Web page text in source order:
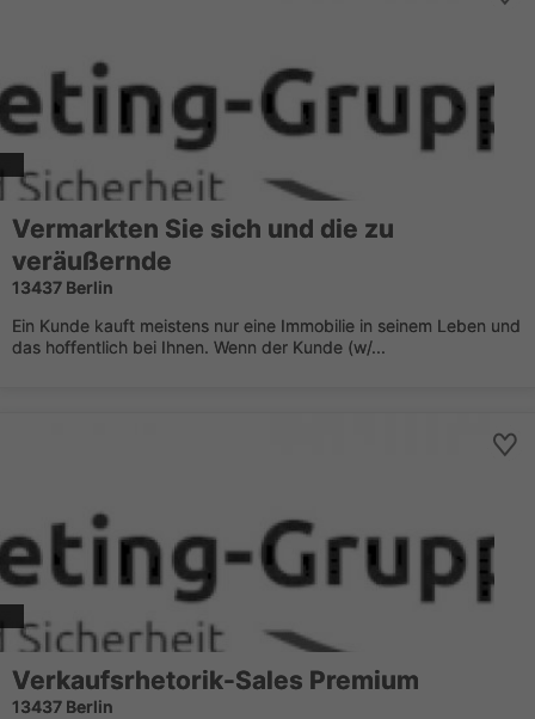
Vermarkten Sie sich und die zu
veräußernde
13437 Berlin
Ein Kunde kauft meistens nur eine Immobilie in seinem Leben und
das hoffentlich bei Ihnen. Wenn der Kunde (w/...
Verkaufsrhetorik-Sales Premium
13437 Berlin